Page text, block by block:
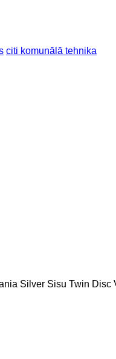
citi komunālā tehnika
Silver Sisu Twin Disc